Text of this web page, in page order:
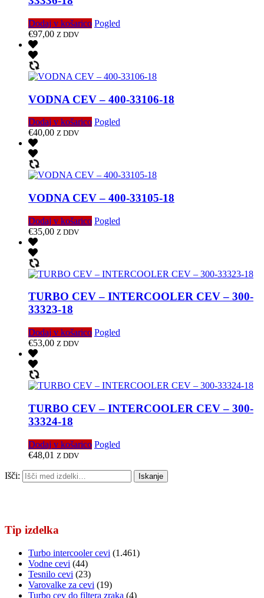
Dodaj v košarico Pogled
€97,00 Z DDV
VODNA CEV – 400-33106-18
Dodaj v košarico Pogled
€40,00 Z DDV
VODNA CEV – 400-33105-18
Dodaj v košarico Pogled
€35,00 Z DDV
TURBO CEV – INTERCOOLER CEV – 300-
33323-18
Dodaj v košarico Pogled
€53,00 Z DDV
TURBO CEV – INTERCOOLER CEV – 300-
33324-18
Dodaj v košarico Pogled
€48,01 Z DDV
Išči: Iskanje
Tip izdelka
Turbo intercooler cevi (1.461)
Vodne cevi (44)
Tesnilo cevi (23)
Varovalke za cevi (19)
Turbo cev do filtera zraka (4)